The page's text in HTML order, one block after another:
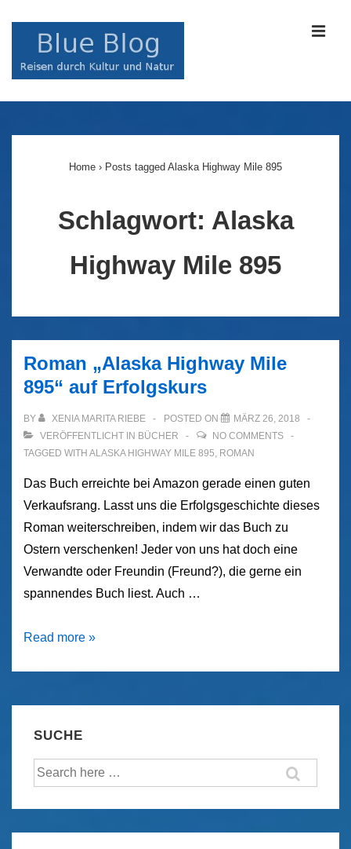
Navigation
Home › Posts tagged Alaska Highway Mile 895
Schlagwort: Alaska
Highway Mile 895
Roman „Alaska Highway Mile
895“ auf Erfolgskurs
BY XENIA MARITA RIEBE POSTED ON
MÄRZ 26, 2018
VERÖFFENTLICHT IN BÜCHER
NO COMMENTS
TAGGED WITH ALASKA HIGHWAY MILE 895, ROMAN
Das Buch erreichte bei Amazon gerade einen guten
Verkaufsrang. Lasst uns die Erfolgsgeschichte dieses
Roman weiterschreiben, indem wir das Buch zu
Ostern verschenken! Jeder von uns hat doch eine
Verwandte oder Freundin (Freund?), die gerne ein
spannendes Buch liest. Auch …
Roman
Mile
Erfolgskurs
Read more »
SUCHE
Suche